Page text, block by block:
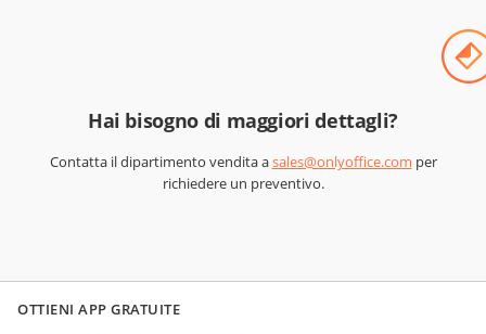
Hai bisogno di maggiori dettagli?
Contatta il dipartimento vendita asales@onlyoffice.com per
richiedere un preventivo.
OTTIENI APP GRATUITE